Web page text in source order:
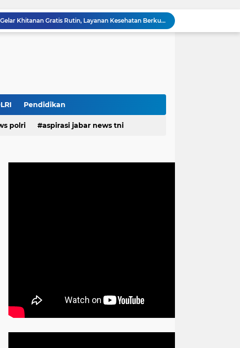
RSUD Cicalengka Gelar Khitanan Gratis Rutin, Layanan Kesehatan Berkualitas Tanpa Beban Biaya
DPRD Sumedang Tegaskan Komitmen Kawal Program Nasional, Pastikan Pembangunan Desa Berpihak kepada Masyarakat
Diduga Kembali Beroperasi, Galian C di Cikahuripan Cianjur Kembali Disorot; Isu Intimidasi Wartawan Mencuat
Pendidikan
polri aspirasi jabar news tni